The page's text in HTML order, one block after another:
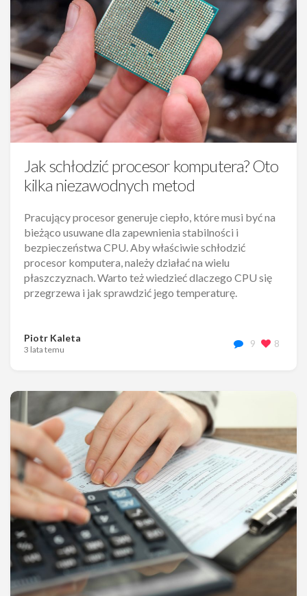
Jak schłodzić procesor komputera? Oto
kilka niezawodnych metod
Pracujący procesor generuje ciepło, które musi być na
bieżąco usuwane dla zapewnienia stabilności i
bezpieczeństwa CPU. Aby właściwie schłodzić
procesor komputera, należy działać na wielu
płaszczyznach. Warto też wiedzieć dlaczego CPU się
przegrzewa i jak sprawdzić jego temperaturę.
Piotr Kaleta
3 lata temu
9 8